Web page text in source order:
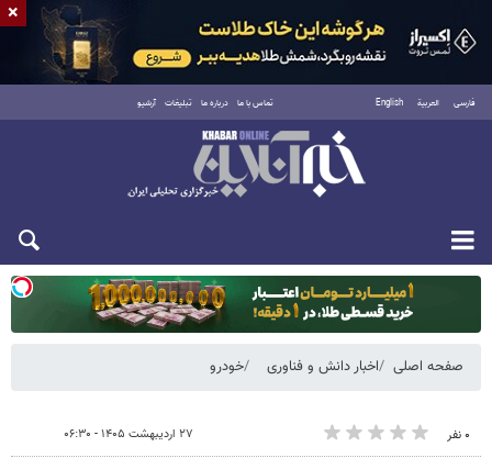
فارسی العربية English تماس با ما درباره ما تبلیغات آرشیو
یکشنبه ۱۸ مرداد ۱۴۰۵
صفحه اصلی اخبار دانش و فناوری خودرو
۰ نفر ۲۷ اردیبهشت ۱۴۰۵ - ۰۶:۳۰
×